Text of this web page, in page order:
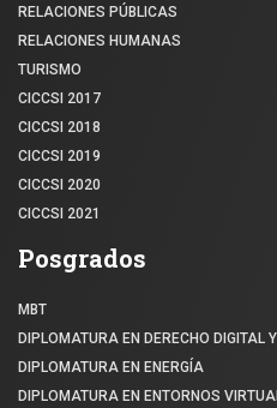
RELACIONES PÚBLICAS
RELACIONES HUMANAS
TURISMO
CICCSI 2017
CICCSI 2018
CICCSI 2019
CICCSI 2020
CICCSI 2021
Posgrados
MBT
DIPLOMATURA EN DERECHO DIGITAL
DIPLOMATURA EN ENERGÍA
DIPLOMATURA EN ENTORNOS